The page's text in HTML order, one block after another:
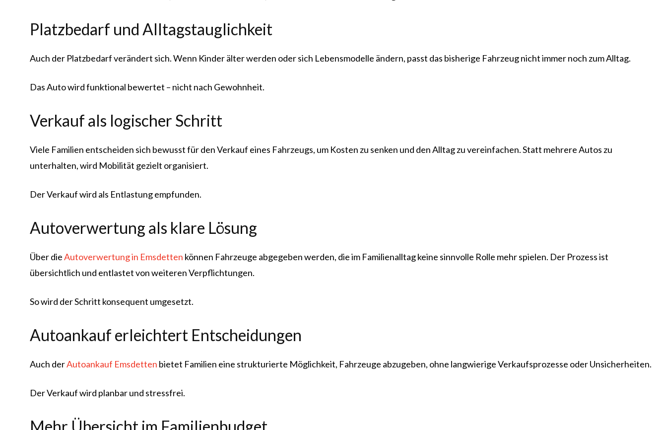
Platzbedarf und Alltagstauglichkeit
Auch der Platzbedarf verändert sich. Wenn Kinder älter werden oder sich Lebensmodelle ändern, passt das bisherige Fahrzeug nicht immer noch zum Alltag.
Das Auto wird funktional bewertet – nicht nach Gewohnheit.
Verkauf als logischer Schritt
Viele Familien entscheiden sich bewusst für den Verkauf eines Fahrzeugs, um Kosten zu senken und den Alltag zu vereinfachen. Statt mehrere Autos zu
unterhalten, wird Mobilität gezielt organisiert.
Der Verkauf wird als Entlastung empfunden.
Autoverwertung als klare Lösung
Über dieAutoverwertung in Emsdetten können Fahrzeuge abgegeben werden, die im Familienalltag keine sinnvolle Rolle mehr spielen. Der Prozess ist
übersichtlich und entlastet von weiteren Verpflichtungen.
So wird der Schritt konsequent umgesetzt.
Autoankauf erleichtert Entscheidungen
Auch derAutoankauf Emsdetten bietet Familien eine strukturierte Möglichkeit, Fahrzeuge abzugeben, ohne langwierige Verkaufsprozesse oder Unsicherheiten.
Der Verkauf wird planbar und stressfrei.